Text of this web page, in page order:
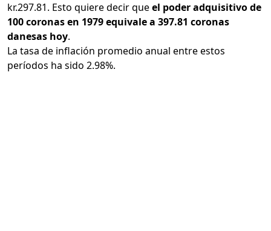
kr.297.81. Esto quiere decir queel poder adquisitivo de
100 coronas en 1979 equivale a 397.81 coronas
danesas hoy.
La tasa de inflación promedio anual entre estos
períodos ha sido 2.98%.